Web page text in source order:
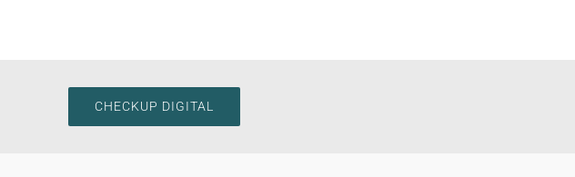
CHECKUP DIGITAL